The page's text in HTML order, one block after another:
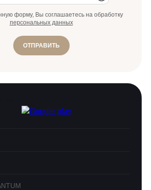
форму, Вы соглашаетесь на обработку
персональных данных
ОТПРАВИТЬ